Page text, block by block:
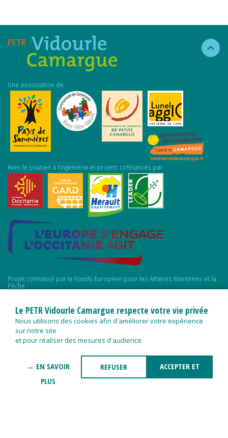
Une association de
Avec le soutien à l’ingénierie et projets cofinancés par
Projet cofinancé par le Fonds Européen pour les Affaires Maritimes et la
Pêche
Le PETR Vidourle Camargue respecte votre vie privée
Nous utilisons des cookies afin d'améliorer votre expérience
sur notre site
et pour réaliser des mesures d'audience.
→ EN SAVOIR
PLUS
REFUSER
ACCEPTER ET
FERMER